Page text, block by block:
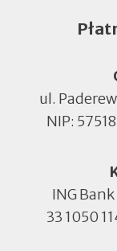
ul.
NIP:
ING
33 1050